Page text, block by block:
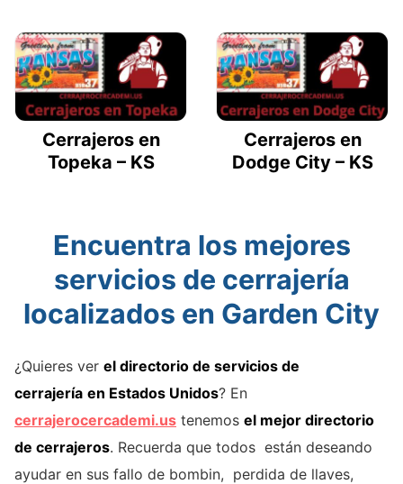
Cerrajeros en
Topeka – KS
Cerrajeros en
Dodge City – KS
Encuentra los mejores
servicios de cerrajería
localizados en Garden City
¿Quieres ver el directorio de servicios de
cerrajería en Estados Unidos? En
cerrajerocercademi.us tenemos el mejor directorio
de cerrajeros. Recuerda que todos están deseando
ayudar en sus fallo de bombin, perdida de llaves,